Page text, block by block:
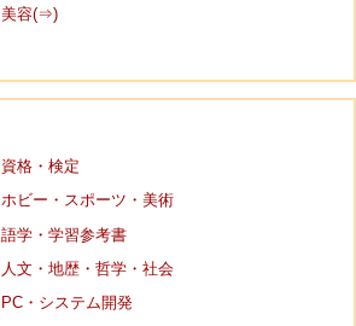
美容(⇒)
資格・検定
ホビー・スポーツ・美術
語学・学習参考書
人文・地歴・哲学・社会
PC・システム開発